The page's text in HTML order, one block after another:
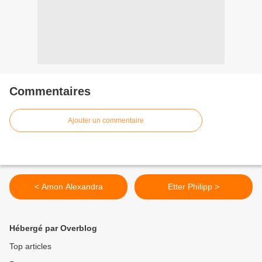
Commentaires
Ajouter un commentaire
< Amon Alexandra Etter Philipp >
Hébergé par Overblog
Top articles